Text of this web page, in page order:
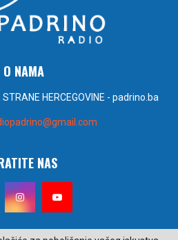
O NAMA
HERCEGOVINE - padrino.ba
NAS